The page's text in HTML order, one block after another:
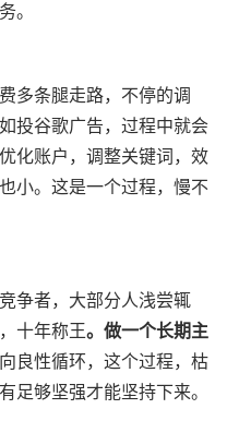
。
多条腿走路，不停的调
投谷歌广告，过程中就会
化账户，调整关键词，效
小。这是一个过程，慢不
争者，大部分人浅尝辄
十年称王。做一个长期主
良性循环，这个过程，枯
足够坚强才能坚持下来。